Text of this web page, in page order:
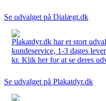
Se udvalget på Dialægt.dk
Plakatdyr.dk har et stort
kundeservice, 1-3 dages
kr. Klik her for at se deres
Se udvalget på Plakatdyr.dk